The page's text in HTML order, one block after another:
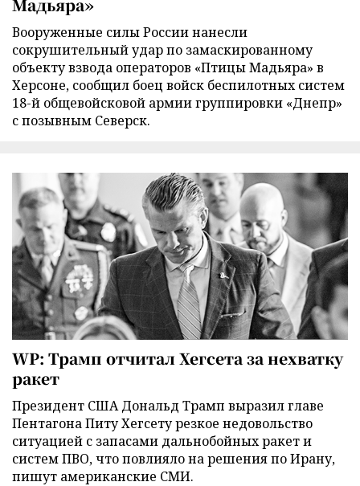
Мадьяра»
Вооруженные силы России нанесли
сокрушительный удар по замаскированному
объекту взвода операторов «Птицы Мадьяра» в
Херсоне, сообщил боец войск беспилотных систем
18-й общевойсковой армии группировки «Днепр»
с позывным Северск.
WP: Трамп отчитал Хегсета за нехватку
ракет
Президент США Дональд Трамп выразил главе
Пентагона Питу Хегсету резкое недовольство
ситуацией с запасами дальнобойных ракет и
систем ПВО, что повлияло на решения по Ирану,
пишут американские СМИ.